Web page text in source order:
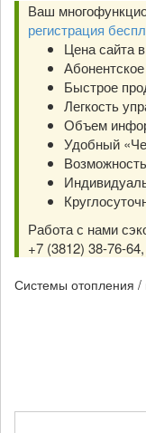
Ваш
регистрация
Цена сайта
Быстрое
Легкость
Объем
Удобный
Работа с нами
+7 (3812) 38-76-
Системы отопления /